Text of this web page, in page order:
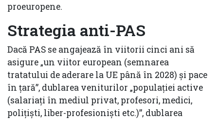
proeuropene.
Strategia anti-PAS
Dacă PAS se angajează în viitorii cinci ani să
asigure „un viitor european (semnarea
tratatului de aderare la UE până în 2028) și pace
în țară”, dublarea veniturilor „populației active
(salariați în mediul privat, profesori, medici,
polițiști, liber-profesioniști etc.)”, dublarea